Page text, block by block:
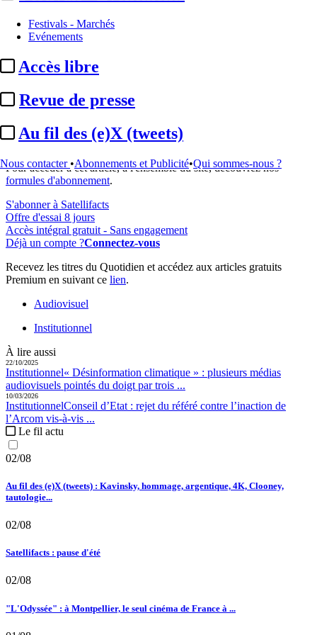
Festivals - Marchés
Evénements
Accès libre
Revue de presse
Au fil des (e)X (tweets)
Nous contacter •Abonnements et Publicité•Qui sommes-nous ?
Cet article est réservé à nos abonnés
98% reste à lire
Pour accéder à cet article, à l'ensemble du site, découvrez nos
formules d'abonnement.
S'abonner à Satellifacts
Offre d'essai 8 jours
Accès intégral gratuit - Sans engagement
Déjà un compte ?Connectez-vous
Recevez les titres du Quotidien et accédez aux articles gratuits
Premium en suivant ce lien.
Audiovisuel
Institutionnel
À lire aussi
22/10/2025
Institutionnel« Désinformation climatique » : plusieurs médias
audiovisuels pointés du doigt par trois ...
10/03/2026
InstitutionnelConseil d’Etat : rejet du référé contre l’inaction de
l’Arcom vis-à-vis ...
Le fil actu
02/08
Au fil des (e)X (tweets) : Kavinsky, hommage, argentique, 4K, Clooney,
tautologie...
02/08
Satellifacts : pause d'été
02/08
"L'Odyssée" : à Montpellier, le seul cinéma de France à ...